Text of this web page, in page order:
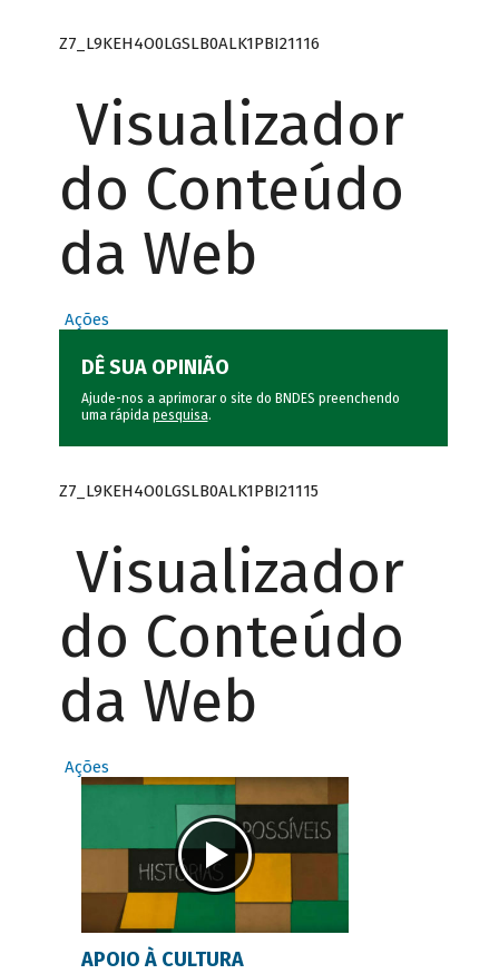
Z7_L9KEH4O0LGSLB0ALK1PBI21116
Visualizador
do Conteúdo
da Web
Ações
DÊ SUA OPINIÃO
Ajude-nos a aprimorar o site do BNDES preenchendo
uma rápida pesquisa.
Z7_L9KEH4O0LGSLB0ALK1PBI21115
Visualizador
do Conteúdo
da Web
Ações
APOIO À CULTURA